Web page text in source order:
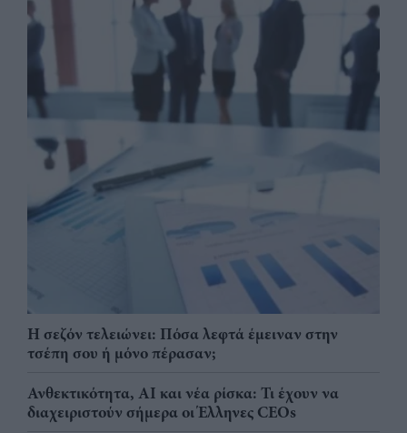
Η σεζόν τελειώνει: Πόσα λεφτά έμειναν στην
τσέπη σου ή μόνο πέρασαν;
Ανθεκτικότητα, AI και νέα ρίσκα: Τι έχουν να
διαχειριστούν σήμερα οι Έλληνες CEOs